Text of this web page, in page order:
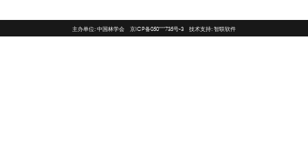
主办单位: 中国林学会 京ICP备050***735号-3 技术支持: 智联软件